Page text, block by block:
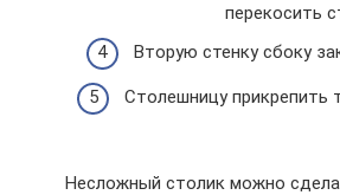
перекосить
Вторую стенку сбоку
Столешницу прикрепить
Несложный столик можно